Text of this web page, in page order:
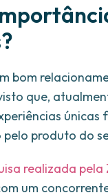
bom
que,
únicas
pelo produto do
realizada pela
um